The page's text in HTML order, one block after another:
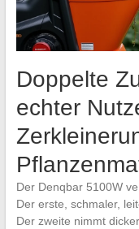
Doppelte
echter
Der Denqbar 5100W
Der erste, schmaler,
Der zweite nimmt